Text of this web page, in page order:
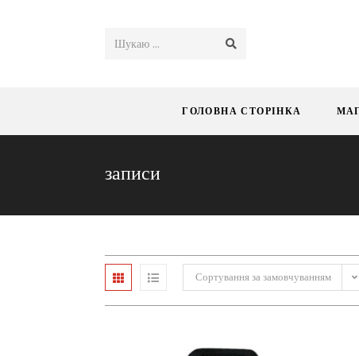
Шукаю ...
ГОЛОВНА СТОРІНКА
записи
Сортування за замовчуванням